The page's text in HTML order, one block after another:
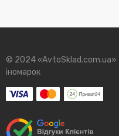
© 2024 «AvtoSklad.com.ua»
іномарок